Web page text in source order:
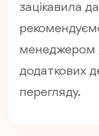
зацікавила
менеджером
додаткових
перегляду.